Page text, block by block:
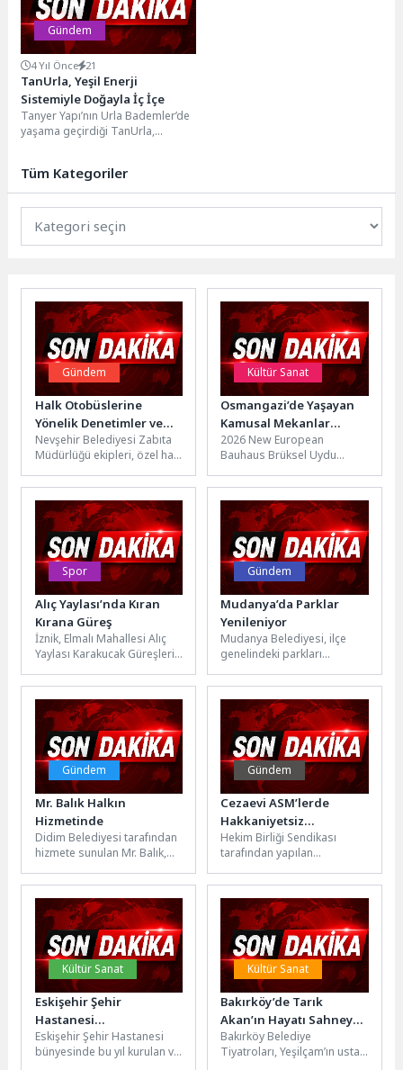
Gündem
4 Yıl Önce 21
TanUrla, Yeşil Enerji
Sistemiyle Doğayla İç İçe
Tanyer Yapı’nın Urla Bademler’de
yaşama geçirdiği TanUrla,
çevresiyle bütünleşen bir yaşam...
Tüm Kategoriler
Gündem
Halk Otobüslerine
Yönelik Denetimler ve
Kontroller Yapılıyor
Nevşehir Belediyesi Zabıta
Müdürlüğü ekipleri, özel halk
denetim ve kontrollerini
sürdürüyor.Zabıta
Müdürlüğü ekipleri...
Kültür Sanat
Osmangazi’de Yaşayan
Kamusal Mekanlar
Festivali Başladı
2026 New European
Bauhaus Brüksel Uydu
düzenlenen “Yaşayan
Kamusal Mekanlar Festivali”
kapılarını açtı....
Spor
Alıç Yaylası’nda Kıran
Kırana Güreş
İznik, Elmalı Mahallesi Alıç
Yaylası Karakucak Güreşleri
kıran kırana geçen
mücadelelere...
Gündem
Mudanya’da Parklar
Yenileniyor
Mudanya Belediyesi, ilçe
genelindeki parkları
göre yeniden düzenliyor.
Bazı parklarda çocuk oyun
alanları...
Gündem
Mr. Balık Halkın
Hizmetinde
Didim Belediyesi tarafından
hizmete sunulan Mr. Balık,
Kafe yanında halkın
hizmetine...
Gündem
Cezaevi ASM’lerde
Hakkaniyetsiz
Kesintilere Son
Verilmelidir
Hekim Birliği Sendikası
tarafından yapılan
Sağlığı Merkezlerinde görev
yapan aile hekimlerine
yapılan...
Kültür Sanat
Eskişehir Şehir
Hastanesi
Çalışanlarından Bahar
Konseri
Eskişehir Şehir Hastanesi
bünyesinde bu yıl kurulan ve
Kültür Sanat
Bakırköy’de Tarık
Akan’ın Hayatı Sahneye
Taşındı
Bakırköy Belediye
Tiyatroları, Yeşilçam’ın usta